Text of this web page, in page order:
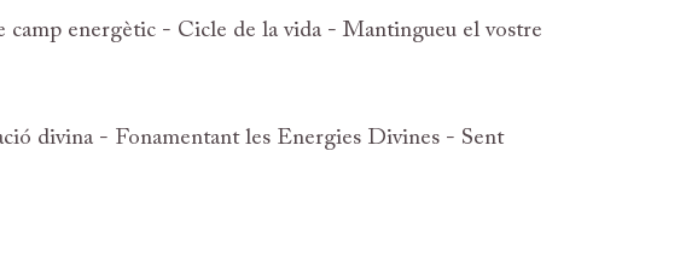
energètic - Cicle de la vida - Mantingueu el vostre
divina - Fonamentant les Energies Divines - Sent